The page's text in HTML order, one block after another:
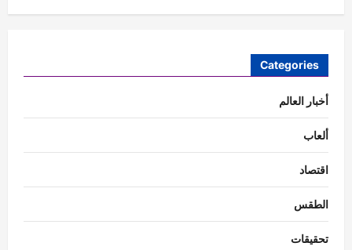
Categories
أخبار العالم
ألعاب
اقتصاد
الطقس
تحقيقات